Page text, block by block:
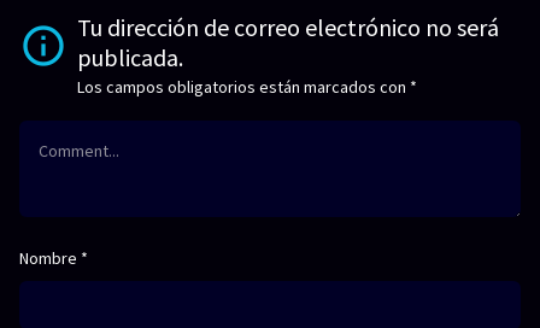
Tu dirección de correo electrónico no será
publicada.
Los campos obligatorios están marcados con *
Nombre *